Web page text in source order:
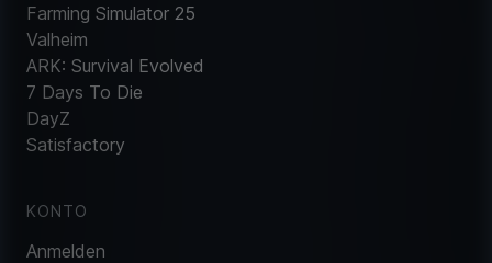
Farming Simulator 25
Valheim
ARK: Survival Evolved
7 Days To Die
DayZ
Satisfactory
KONTO
Anmelden